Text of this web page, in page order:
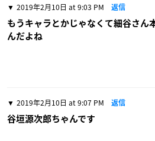
2019年2月10日 at 9:03 PM 返信
もうキャラとかじゃなくて細谷さん
んだよね
2019年2月10日 at 9:07 PM 返信
谷垣源次郎ちゃんです